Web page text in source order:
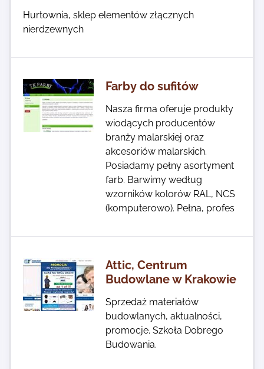
Hurtownia, sklep elementów złącznych
nierdzewnych
Farby do sufitów
Nasza firma oferuje produkty
wiodących producentów
branży malarskiej oraz
akcesoriów malarskich.
Posiadamy pełny asortyment
farb. Barwimy według
wzorników kolorów RAL, NCS
(komputerowo). Pełna, profes
Attic, Centrum
Budowlane w Krakowie
Sprzedaż materiałów
budowlanych, aktualności,
promocje. Szkoła Dobrego
Budowania.